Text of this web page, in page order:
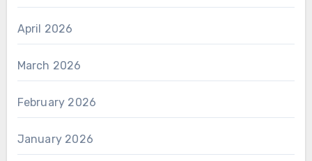
April 2026
March 2026
February 2026
January 2026